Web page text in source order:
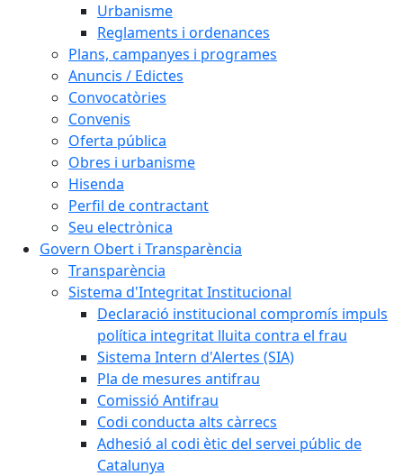
Urbanisme
Reglaments i ordenances
Plans, campanyes i programes
Anuncis / Edictes
Convocatòries
Convenis
Oferta pública
Obres i urbanisme
Hisenda
Perfil de contractant
Seu electrònica
Govern Obert i Transparència
Transparència
Sistema d'Integritat Institucional
Declaració institucional compromís impuls
política integritat lluita contra el frau
Sistema Intern d'Alertes (SIA)
Pla de mesures antifrau
Comissió Antifrau
Codi conducta alts càrrecs
Adhesió al codi ètic del servei públic de
Catalunya